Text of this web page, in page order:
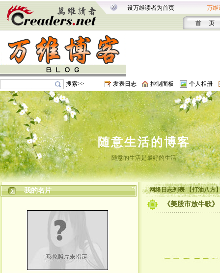
设万维读者为首页 万维
首 页
搜索>> 发表日志 控制面板 个人相册
随意生活的博客
随意的生活是最好的生活
我的名片 网络日志列表 【打油八方
《美股市放牛歌》